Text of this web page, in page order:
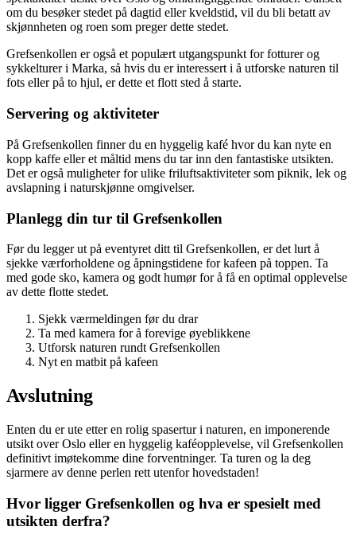
om du besøker stedet på dagtid eller kveldstid, vil du bli betatt av
skjønnheten og roen som preger dette stedet.
Grefsenkollen er også et populært utgangspunkt for fotturer og
sykkelturer i Marka, så hvis du er interessert i å utforske naturen til
fots eller på to hjul, er dette et flott sted å starte.
Servering og aktiviteter
På Grefsenkollen finner du en hyggelig kafé hvor du kan nyte en
kopp kaffe eller et måltid mens du tar inn den fantastiske utsikten.
Det er også muligheter for ulike friluftsaktiviteter som piknik, lek og
avslapning i naturskjønne omgivelser.
Planlegg din tur til Grefsenkollen
Før du legger ut på eventyret ditt til Grefsenkollen, er det lurt å
sjekke værforholdene og åpningstidene for kafeen på toppen. Ta
med gode sko, kamera og godt humør for å få en optimal opplevelse
av dette flotte stedet.
Sjekk værmeldingen før du drar
Ta med kamera for å forevige øyeblikkene
Utforsk naturen rundt Grefsenkollen
Nyt en matbit på kafeen
Avslutning
Enten du er ute etter en rolig spasertur i naturen, en imponerende
utsikt over Oslo eller en hyggelig kaféopplevelse, vil Grefsenkollen
definitivt imøtekomme dine forventninger. Ta turen og la deg
sjarmere av denne perlen rett utenfor hovedstaden!
Hvor ligger Grefsenkollen og hva er spesielt med
utsikten derfra?